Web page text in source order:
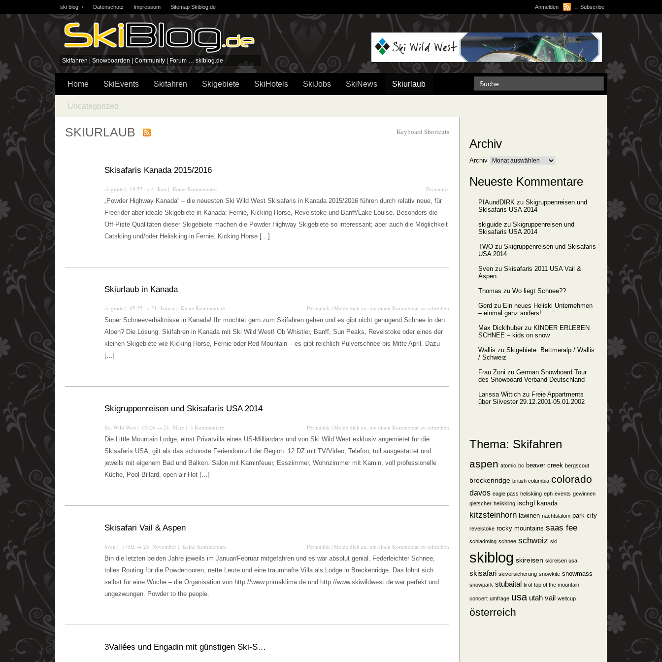
ski blog › Datenschutz Impressum Sitemap Skiblog.de Anmelden → Subscribe
Skifahren | Snowboarden | Community | Forum … skiblog.de
Home SkiEvents Skifahren Skigebiete SkiHotels SkiJobs SkiNews Skiurlaub
Uncategorized
SKIURLAUB Keyboard Shortcuts
Skisafaris Kanada 2015/2016
skiguide | 19:57 → 4. Juni | Keine Kommentare
Permalink
„Powder Highway Kanada“ – die neuesten Ski Wild West Skisafaris in Kanada 2015/2016 führen durch relativ neue, für
Freerider aber ideale Skigebiete in Kanada: Fernie, Kicking Horse, Revelstoke und Banff/Lake Louise. Besonders die
Off-Piste Qualitäten dieser Skigebiete machen die Powder Highway Skigebiete so interessant; aber auch die Möglichkeit
Catskiing und/oder Heliskiing in Fernie, Kicking Horse […]
Skiurlaub in Kanada
skiguide | 05:25 → 21. Januar | Keine Kommentare Permalink | Melde dich an, um einen Kommentar zu schreiben
Super Schneeverhältnisse in Kanada! Ihr möchtet gern zum Skifahren gehen und es gibt nicht genügend Schnee in den
Alpen? Die Lösung: Skifahren in Kanada mit Ski Wild West! Ob Whistler, Banff, Sun Peaks, Revelstoke oder eines der
kleinen Skigebiete wie Kicking Horse, Fernie oder Red Mountain – es gibt reichlich Pulverschnee bis Mitte April. Dazu
[…]
Skigruppenreisen und Skisafaris USA 2014
Ski Wild West | 05:26 → 21. März | 3 Kommentare Permalink | Melde dich an, um einen Kommentar zu schreiben
Die Little Mountain Lodge, einst Privatvilla eines US-Milliardärs und von Ski Wild West exklusiv angemietet für die
Skisafaris USA, gilt als das schönste Feriendomizil der Region. 12 DZ mit TV/Video, Telefon, toll ausgestattet und
jeweils mit eigenem Bad und Balkon. Salon mit Kaminfeuer, Esszimmer, Wohnzimmer mit Kamin, voll professionelle
Küche, Pool Billard, open air Hot […]
Skisafari Vail & Aspen
Sven | 17:02 → 23. November | Keine Kommentare Permalink | Melde dich an, um einen Kommentar zu schreiben
Bin die letzten beiden Jahre jeweils im Januar/Februar mitgefahren und es war absolut genial. Federleichter Schnee,
tolles Routing für die Powdertouren, nette Leute und eine traumhafte Villa als Lodge in Breckenridge. Das lohnt sich
selbst für eine Woche – die Organisation von http://www.primaklima.de und http://www.skiwildwest.de war perfekt und
ungezwungen. Powder to the people.
3Vallées und Engadin mit günstigen Ski-S…
Archiv
Archiv
Neueste Kommentare
PIAundDIRK zu Skigruppenreisen und
Skisafaris USA 2014
skiguide zu Skigruppenreisen und
Skisafaris USA 2014
TWO zu Skigruppenreisen und Skisafaris
USA 2014
Sven zu Skisafaris 2011 USA Vail &
Aspen
Thomas zu Wo liegt Schnee??
Gerd zu Ein neues Heliski Unternehmen
– einmal ganz anders!
Max Dicklhuberzu KINDER ERLEBEN
SCHNEE – kids on snow
Wallis zu Skigebiete: Bettmeralp / Wallis
/ Schweiz
Frau Zoni zu German Snowboard Tour
des Snowboard Verband Deutschland
Larissa Wittich zu Freie Appartments
über Silvester 29.12.2001-05.01.2002
Thema: Skifahren
aspen atomic bc beaver creek bergscout
breckenridge british columbia colorado
davos eagle pass heliskiing eph events gewinnen
gletscher heliskiing ischgl kanada
kitzsteinhorn lawinen nachtslalom park city
revelstoke rocky mountains saas fee
schladming schnee schweiz ski
skiblog skireisen skireisen usa
skisafari skiversicherung snowkite snowmass
snowpark stubaital tirol top of the mountain
concert umfrage usa utah vail weltcup
österreich